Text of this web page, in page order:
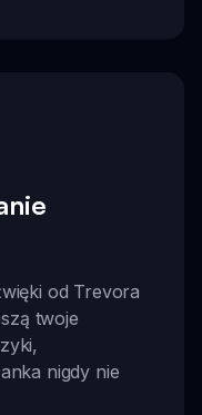
od Trevora
twoje
nigdy nie